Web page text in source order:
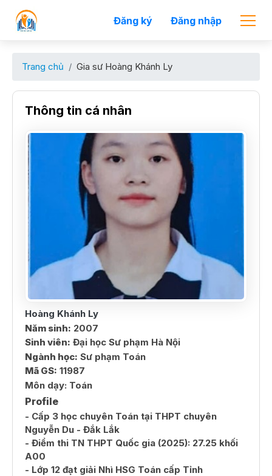
Đăng ký Đăng nhập
Trang chủ Gia sư Hoàng Khánh Ly
Thông tin cá nhân
Hoàng Khánh Ly
Năm sinh: 2007
Sinh viên: Đại học Sư phạm Hà Nội
Ngành học: Sư phạm Toán
Mã GS: 11987
Môn dạy: Toán
Profile
- Cấp 3 học chuyên Toán tại THPT chuyên
Nguyễn Du - Đắk Lắk
- Điểm thi TN THPT Quốc gia (2025): 27.25 khối
A00
- Lớp 12 đạt giải Nhì HSG Toán cấp Tỉnh